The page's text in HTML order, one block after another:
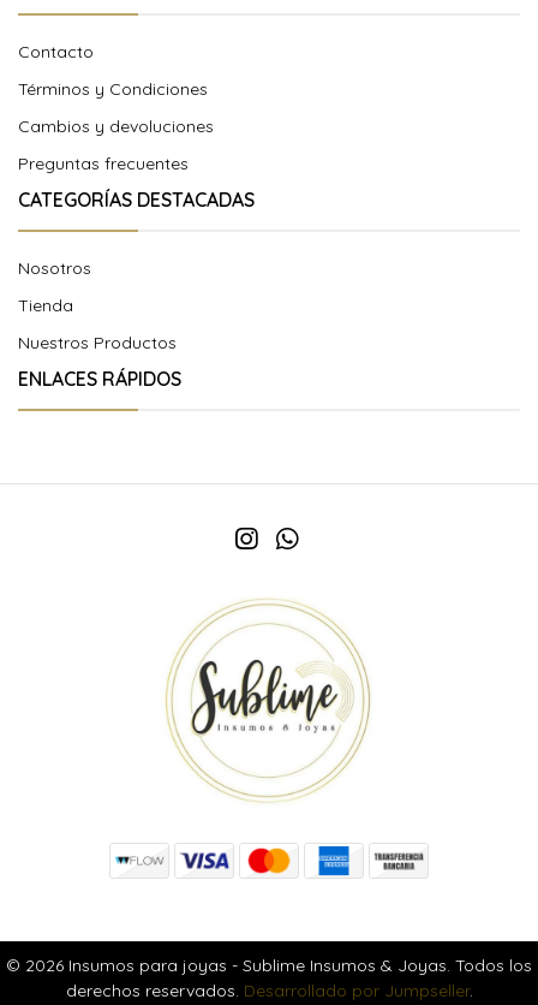
Contacto
Términos y Condiciones
Cambios y devoluciones
Preguntas frecuentes
CATEGORÍAS DESTACADAS
Nosotros
Tienda
Nuestros Productos
ENLACES RÁPIDOS
© 2026 Insumos para joyas - Sublime Insumos & Joyas. Todos los
derechos reservados. Desarrollado por Jumpseller.